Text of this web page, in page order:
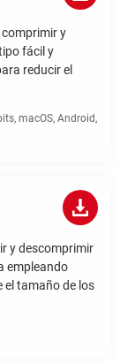
y
fácil y
reducir el
macOS, Android,
y descomprimir
empleando
el tamaño de los